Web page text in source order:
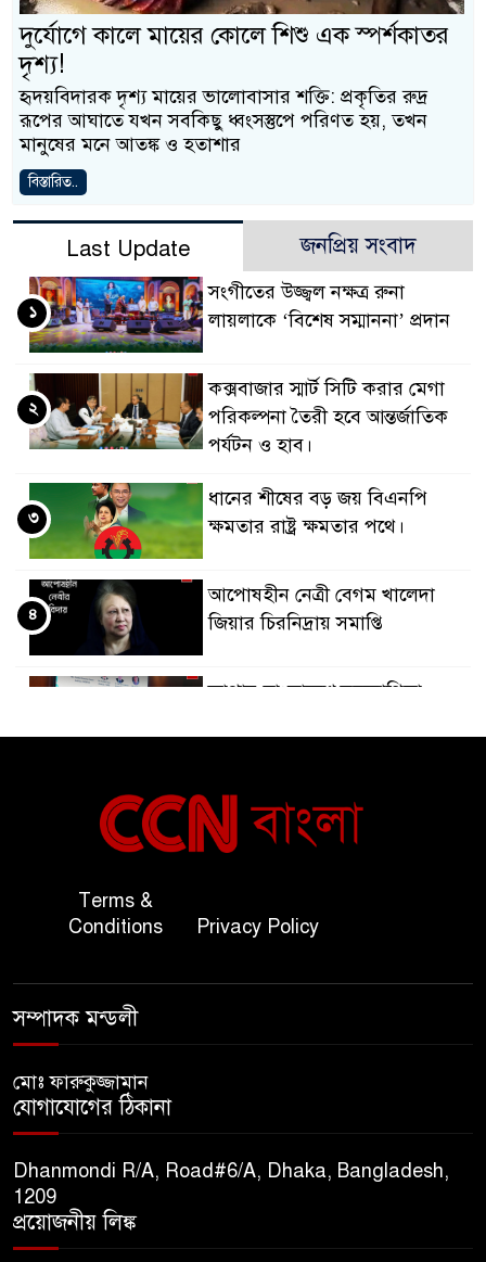
দুর্যোগে কালে মায়ের কোলে শিশু এক স্পর্শকাতর
দৃশ্য!
হৃদয়বিদারক দৃশ্য মায়ের ভালোবাসার শক্তি: প্রকৃতির রুদ্র
রূপের আঘাতে যখন সবকিছু ধ্বংসস্তুপে পরিণত হয়, তখন
মানুষের মনে আতঙ্ক ও হতাশার
বিস্তারিত..
Last Update জনপ্রিয় সংবাদ
সংগীতের উজ্জ্বল নক্ষত্র রুনা
লায়লাকে ‘বিশেষ সম্মাননা’ প্রদান
১
কক্সবাজার স্মার্ট সিটি করার মেগা
পরিকল্পনা তৈরী হবে আন্তর্জাতিক
পর্যটন ও হাব।
২
ধানের শীষের বড় জয় বিএনপি
ক্ষমতার রাষ্ট্র ক্ষমতার পথে।
৩
আপোষহীন নেত্রী বেগম খালেদা
জিয়ার চিরনিদ্রায় সমাপ্তি
৪
জাপান-বাংলাদেশ সহযোগিতা
এবং সহ-পররাষ্ট্রমন্ত্রীর সৌজন্য
সাক্ষাৎ
অতিরিক্ত পুলিশ মহাপরিদর্শক
৮
৯
সুমাইয়া হারুন: মিস মাল্টিন্যাশনাল
১০
Terms &
Conditions
Privacy Policy
সম্পাদক মন্ডলী
মোঃ ফারুকুজ্জামান
যোগাযোগের ঠিকানা
Dhanmondi R/A, Road#6/A, Dhaka, Bangladesh,
1209
প্রয়োজনীয় লিঙ্ক